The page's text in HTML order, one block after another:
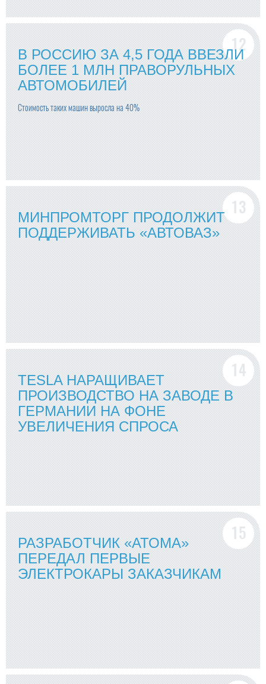
В РОССИЮ ЗА 4,5 ГОДА ВВЕЗЛИ
БОЛЕЕ 1 МЛН ПРАВОРУЛЬНЫХ
АВТОМОБИЛЕЙ
Стоимость таких машин выросла на 40%
МИНПРОМТОРГ ПРОДОЛЖИТ
ПОДДЕРЖИВАТЬ «АВТОВАЗ»
TESLA НАРАЩИВАЕТ
ПРОИЗВОДСТВО НА ЗАВОДЕ В
ГЕРМАНИИ НА ФОНЕ
УВЕЛИЧЕНИЯ СПРОСА
РАЗРАБОТЧИК «АТОМА»
ПЕРЕДАЛ ПЕРВЫЕ
ЭЛЕКТРОКАРЫ ЗАКАЗЧИКАМ